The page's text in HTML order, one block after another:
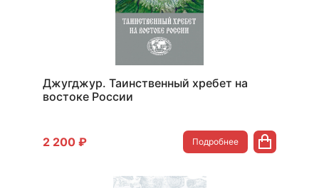
Джугджур. Таинственный хребет на
востоке России
2 200 ₽ Подробнее